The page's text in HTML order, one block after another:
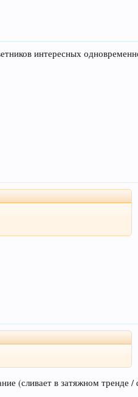
интересных
(сливает в затяжном тренде /